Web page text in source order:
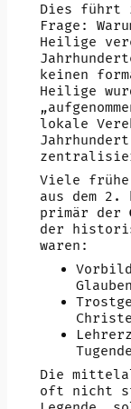
Dies führt
Frage:
Heilige
keinen
Heilige
lokale
Viele frühe
aus dem
primär der
der
waren:
Glauben
Die
oft nicht